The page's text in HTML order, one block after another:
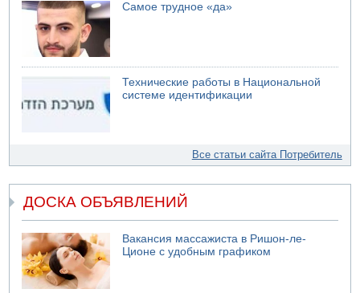
Самое трудное «да»
Технические работы в Национальной
системе идентификации
Все статьи сайта Потребитель
ДОСКА ОБЪЯВЛЕНИЙ
Вакансия массажиста в Ришон-ле-
Ционе с удобным графиком